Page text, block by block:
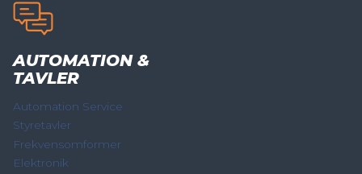
AUTOMATION &
TAVLER
Automation Service
Styretavler
Frekvensomformer
Elektronik